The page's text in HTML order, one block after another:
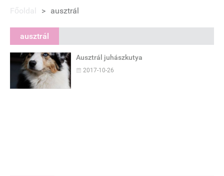
Főoldal > ausztrál
ausztrál
Ausztrál juhászkutya
2017-10-26